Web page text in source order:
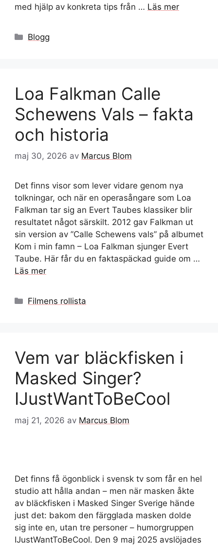
med hjälp av konkreta tips från … Läs mer
Kategorier
Blogg
Loa Falkman Calle
Schewens Vals – fakta
och historia
maj 30, 2026 av Marcus Blom
Det finns visor som lever vidare genom nya
tolkningar, och när en operasångare som Loa
Falkman tar sig an Evert Taubes klassiker blir
resultatet något särskilt. 2012 gav Falkman ut
sin version av ”Calle Schewens vals” på albumet
Kom i min famn – Loa Falkman sjunger Evert
Taube. Här får du en faktaspäckad guide om …
Läs mer
Kategorier
Filmens rollista
Vem var bläckfisken i
Masked Singer?
IJustWantToBeCool
maj 21, 2026 av Marcus Blom
Det finns få ögonblick i svensk tv som får en hel
studio att hålla andan – men när masken åkte
av bläckfisken i Masked Singer Sverige hände
just det: bakom den färgglada masken dolde
sig inte en, utan tre personer – humorgruppen
IJustWantToBeCool. Den 9 maj 2025 avslöjades